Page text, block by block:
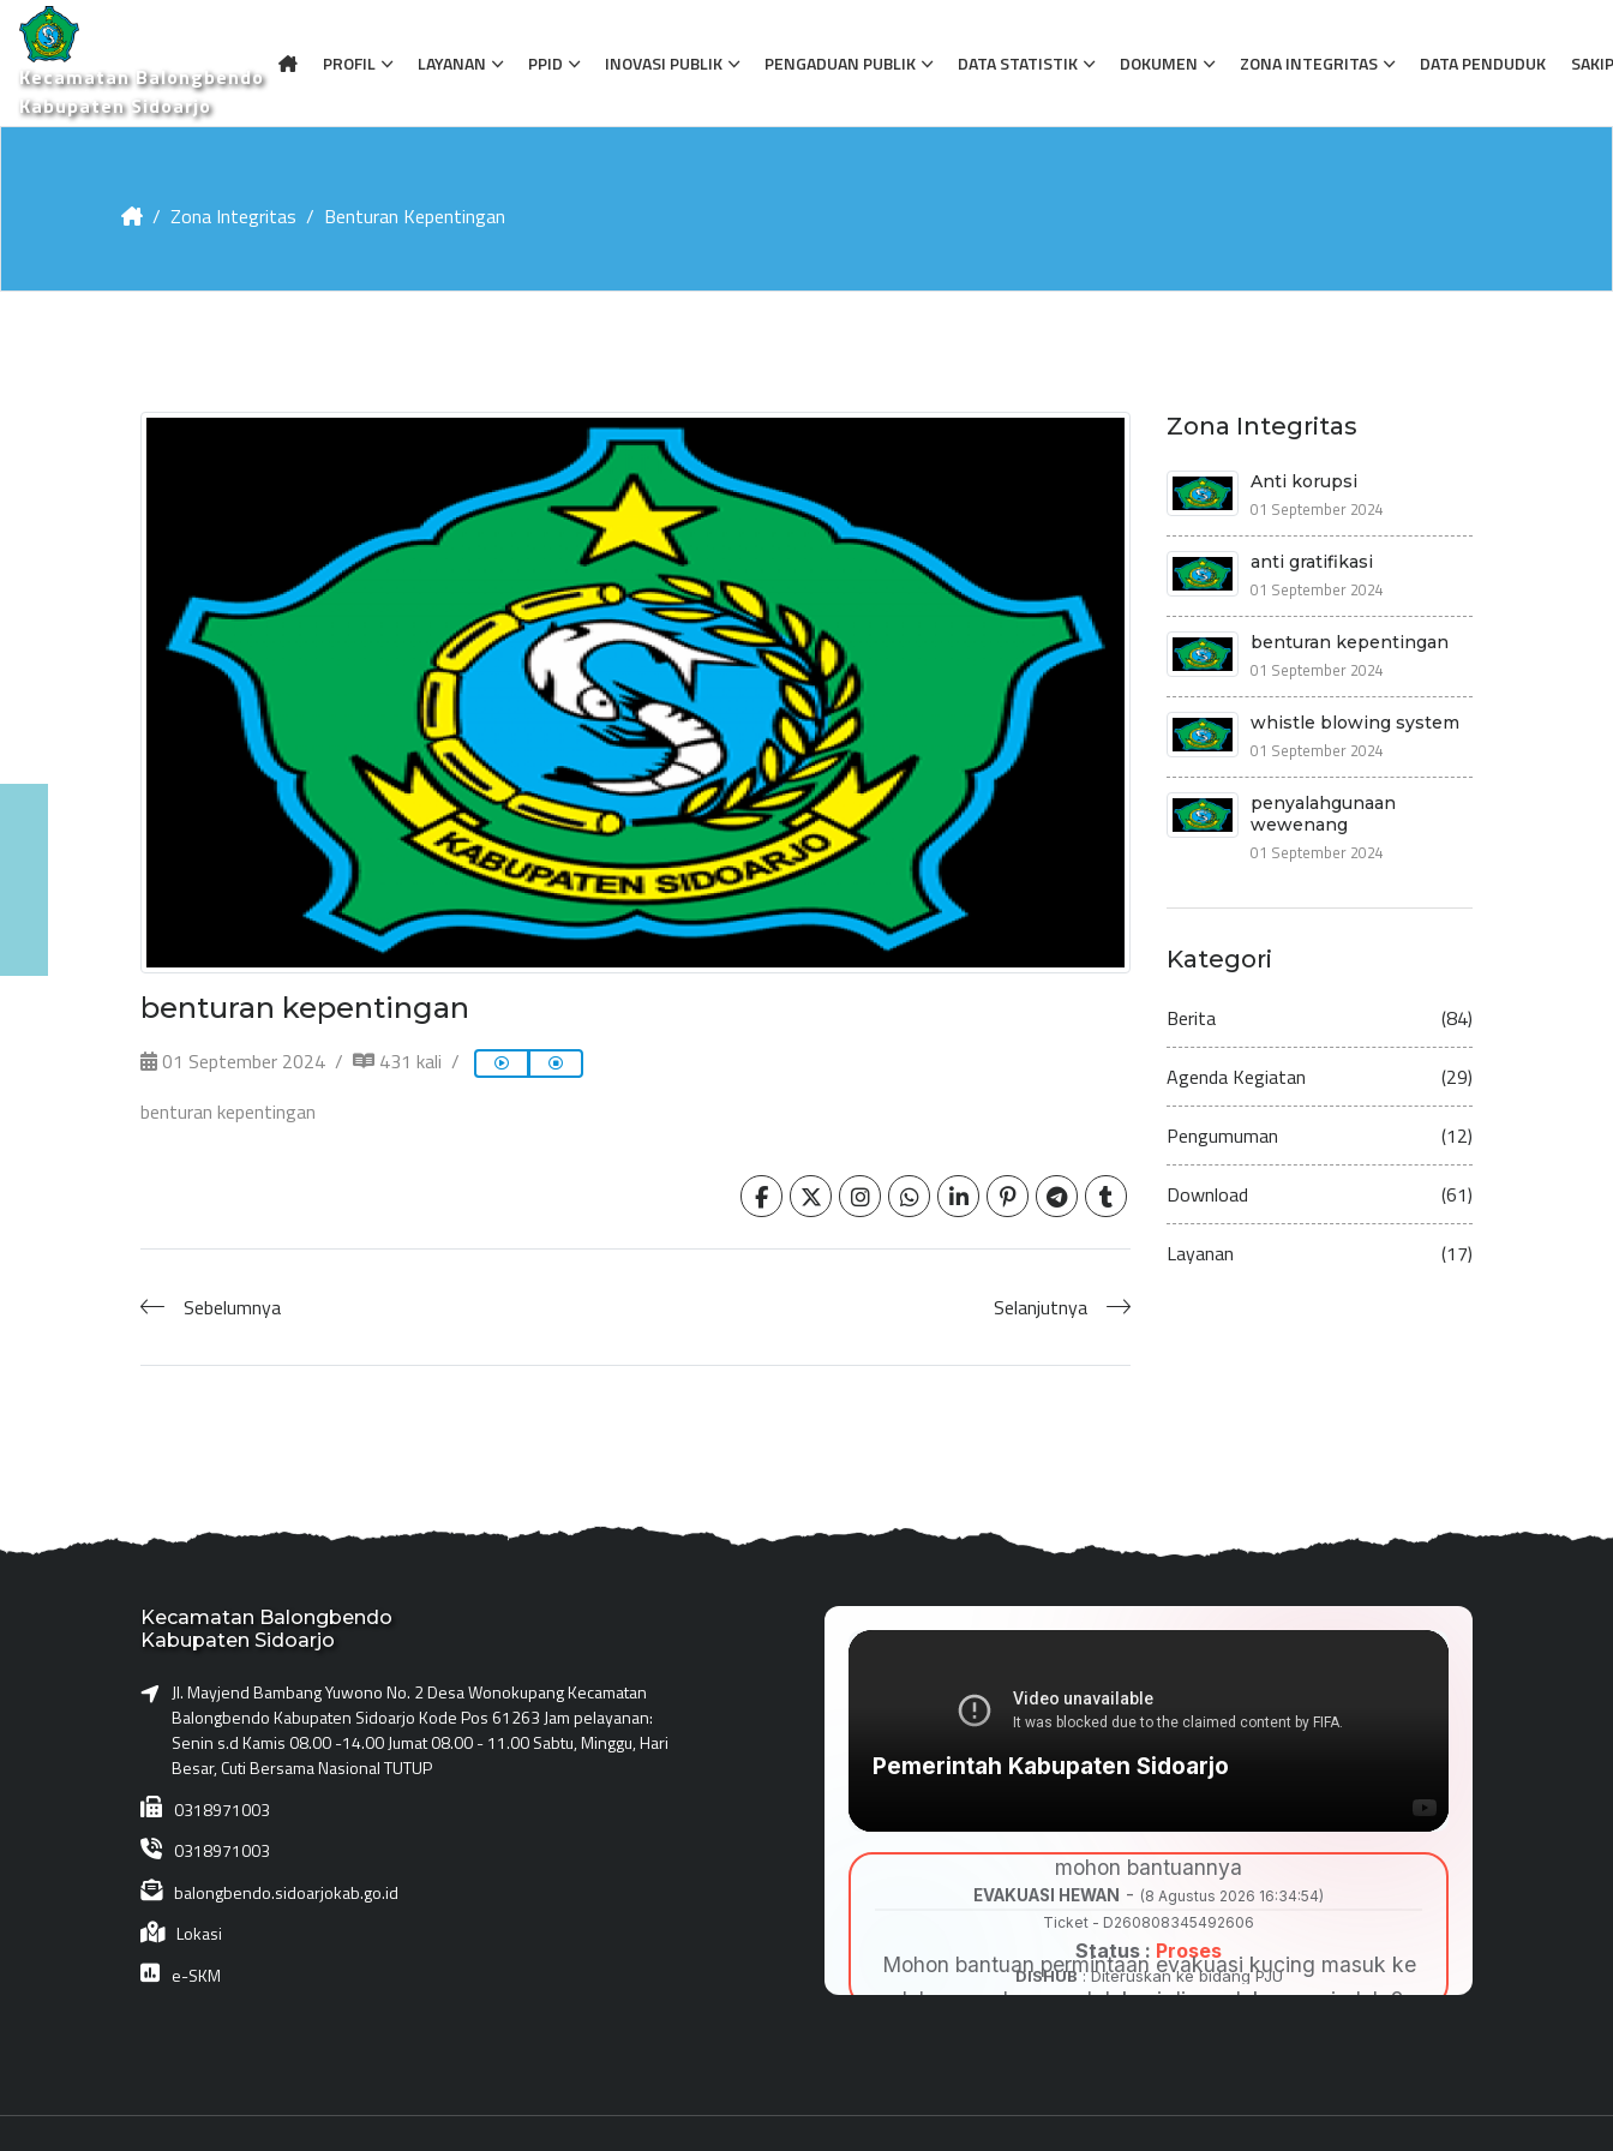
Kecamatan Balongbendo
Kabupaten Sidoarjo
PROFIL LAYANAN PPID INOVASI PUBLIK PENGADUAN PUBLIK DATA STATISTIK DOKUMEN ZONA INTEGRITAS DATA PENDUDUK SAKIP
Zona Integritas Benturan Kepentingan
benturan kepentingan
01 September 2024
431 kali
benturan kepentingan
Sebelumnya Selanjutnya
Zona Integritas
Anti korupsi
01 September 2024
anti gratifikasi
01 September 2024
benturan kepentingan
01 September 2024
whistle blowing system
01 September 2024
penyalahgunaan
wewenang
01 September 2024
Kategori
Berita (84)
Agenda Kegiatan (29)
Pengumuman (12)
Download (61)
Layanan (17)
Kecamatan Balongbendo
Kabupaten Sidoarjo
Jl. Mayjend Bambang Yuwono No. 2 Desa Wonokupang Kecamatan
Balongbendo Kabupaten Sidoarjo Kode Pos 61263 Jam pelayanan:
Senin s.d Kamis 08.00 -14.00 Jumat 08.00 - 11.00 Sabtu, Minggu, Hari
Besar, Cuti Bersama Nasional TUTUP
0318971003
0318971003
balongbendo.sidoarjokab.go.id
Lokasi
e-SKM